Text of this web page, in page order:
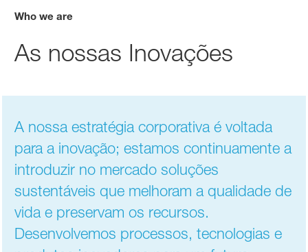
Who we are
As nossas Inovações
A nossa estratégia corporativa é voltada
para a inovação; estamos continuamente a
introduzir no mercado soluções
sustentáveis que melhoram a qualidade de
vida e preservam os recursos.
Desenvolvemos processos, tecnologias e